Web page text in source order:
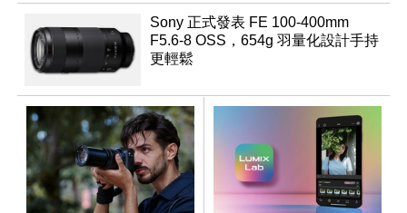
Sony 正式發表 FE 100-400mm
F5.6-8 OSS，654g 羽量化設計手持
更輕鬆